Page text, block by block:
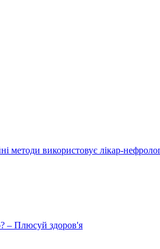
методи використовує лікар-
– Плюсуй здоров'я